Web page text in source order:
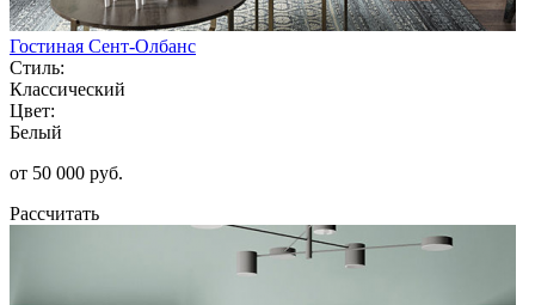
Гостиная Сент-Олбанс
Стиль:
Классический
Цвет:
Белый
от 50 000 руб.
Рассчитать